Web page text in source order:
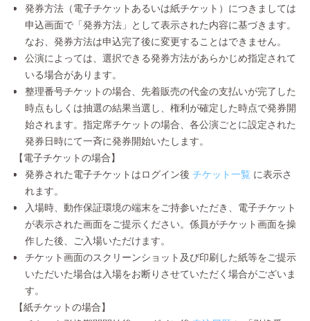
発券方法（電子チケットあるいは紙チケット）につきましては
申込画面で「発券方法」として表示された内容に基づきます。
なお、発券方法は申込完了後に変更することはできません。
公演によっては、選択できる発券方法があらかじめ指定されて
いる場合があります。
整理番号チケットの場合、先着販売の代金の支払いが完了した
時点もしくは抽選の結果当選し、権利が確定した時点で発券開
始されます。指定席チケットの場合、各公演ごとに設定された
発券日時にて一斉に発券開始いたします。
【電子チケットの場合】
発券された電子チケットはログイン後 チケット一覧 に表示さ
れます。
入場時、動作保証環境の端末をご持参いただき、電子チケット
が表示された画面をご提示ください。係員がチケット画面を操
作した後、ご入場いただけます。
チケット画面のスクリーンショット及び印刷した紙等をご提示
いただいた場合は入場をお断りさせていただく場合がございま
す。
【紙チケットの場合】